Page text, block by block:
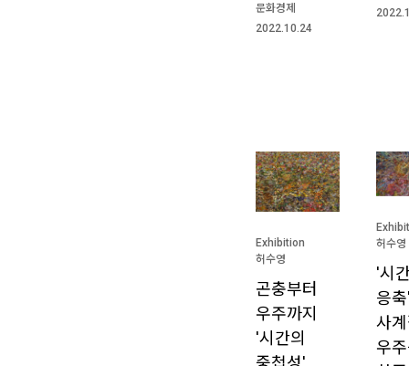
문화경제
2022.10.24
Exhibition
허수영
곤충부터
우주까지
'시간의
허수영
'시
응
사계
우